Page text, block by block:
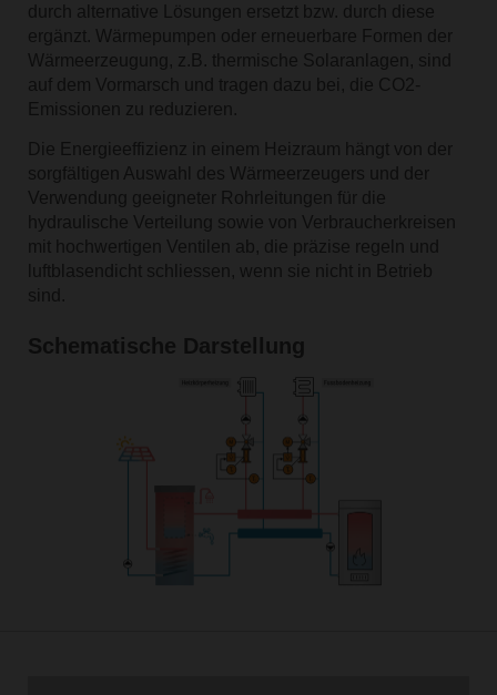
durch alternative Lösungen ersetzt bzw. durch diese
ergänzt. Wärmepumpen oder erneuerbare Formen der
Wärmeerzeugung, z.B. thermische Solaranlagen, sind
auf dem Vormarsch und tragen dazu bei, die CO2-
Emissionen zu reduzieren.
Die Energieeffizienz in einem Heizraum hängt von der
sorgfältigen Auswahl des Wärmeerzeugers und der
Verwendung geeigneter Rohrleitungen für die
hydraulische Verteilung sowie von Verbraucherkreisen
mit hochwertigen Ventilen ab, die präzise regeln und
luftblasendicht schliessen, wenn sie nicht in Betrieb
sind.
Schematische Darstellung